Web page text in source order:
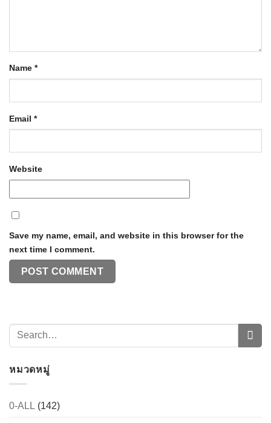
Name *
Email *
Website
Save my name, email, and website in this browser for the
next time I comment.
หมวดหมู่
0-ALL (142)